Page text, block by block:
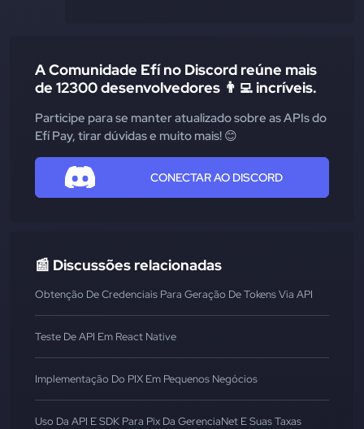
A Comunidade Efí no Discord reúne mais
de 12300 desenvolvedores 👨‍💻 incríveis.
Participe para se manter atualizado sobre as APIs do
Efí Pay, tirar dúvidas e muito mais! 😊
CONECTAR AO DISCORD
📰 Discussões relacionadas
Obtenção De Credenciais Para Geração De Tokens Via API
Teste De API Em React Native
Implementação Do PIX Em Pequenos Negócios
Uso Da API E SDK Para Pix Da GerenciaNet E Suas Taxas